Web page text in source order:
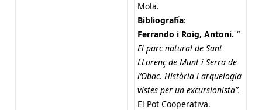
Mola.
Bibliografía:
Ferrando i Roig, Antoni. “
El parc natural de Sant
LLorenç de Munt i Serra de
l’Obac. Història i arquelogia
vistes per un excursionista”.
El Pot Cooperativa.